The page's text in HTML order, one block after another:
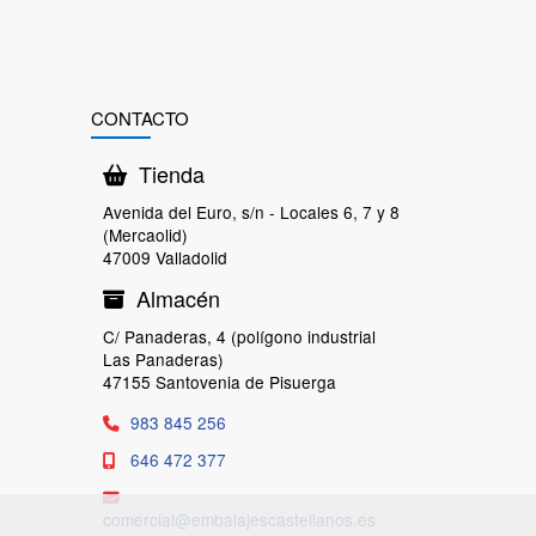
CONTACTO
Tienda
Avenida del Euro, s/n - Locales 6, 7 y 8
(Mercaolid)
47009 Valladolid
Almacén
C/ Panaderas, 4 (polígono industrial
Las Panaderas)
47155 Santovenia de Pisuerga
983 845 256
646 472 377
comercial embalajescastellanos.es